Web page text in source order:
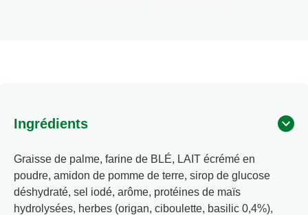
Ingrédients
Graisse de palme, farine de BLÉ, LAIT écrémé en
poudre, amidon de pomme de terre, sirop de glucose
déshydraté, sel iodé, arôme, protéines de maïs
hydrolysées, herbes (origan, ciboulette, basilic 0,4%),